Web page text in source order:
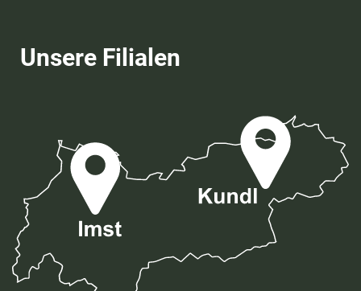
Unsere Filialen